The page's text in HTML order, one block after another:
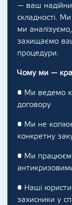
— ваш
складності.
ми
захищаємо
процедури.
Чому ми —
• Ми ведемо
договору
• Ми не
конкретну
• Ми
• Наші
захисники у